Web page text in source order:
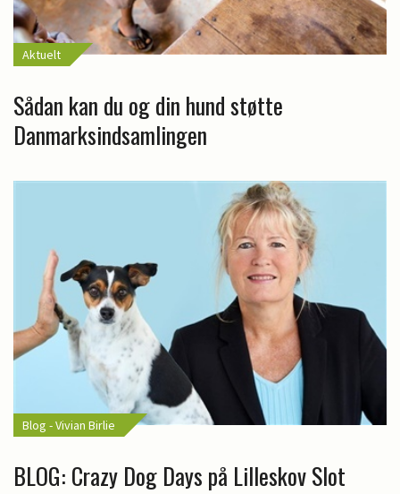
Aktuelt
Sådan kan du og din hund støtte
Danmarksindsamlingen
Blog - Vivian Birlie
BLOG: Crazy Dog Days på Lilleskov Slot